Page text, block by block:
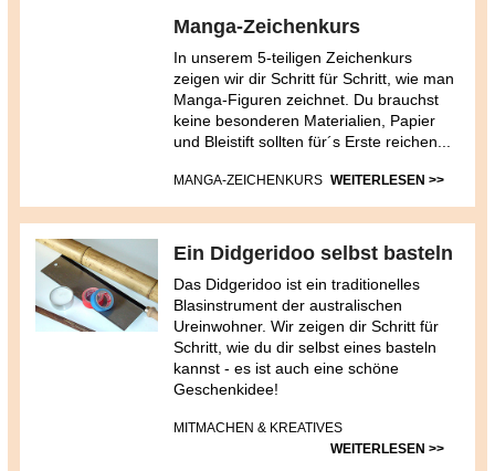
Manga-Zeichenkurs
In unserem 5-teiligen Zeichenkurs
zeigen wir dir Schritt für Schritt, wie man
Manga-Figuren zeichnet. Du brauchst
keine besonderen Materialien, Papier
und Bleistift sollten für´s Erste reichen...
MANGA-ZEICHENKURS WEITERLESEN >>
Ein Didgeridoo selbst basteln
Das Didgeridoo ist ein traditionelles
Blasinstrument der australischen
Ureinwohner. Wir zeigen dir Schritt für
Schritt, wie du dir selbst eines basteln
kannst - es ist auch eine schöne
Geschenkidee!
MITMACHEN & KREATIVES
WEITERLESEN >>